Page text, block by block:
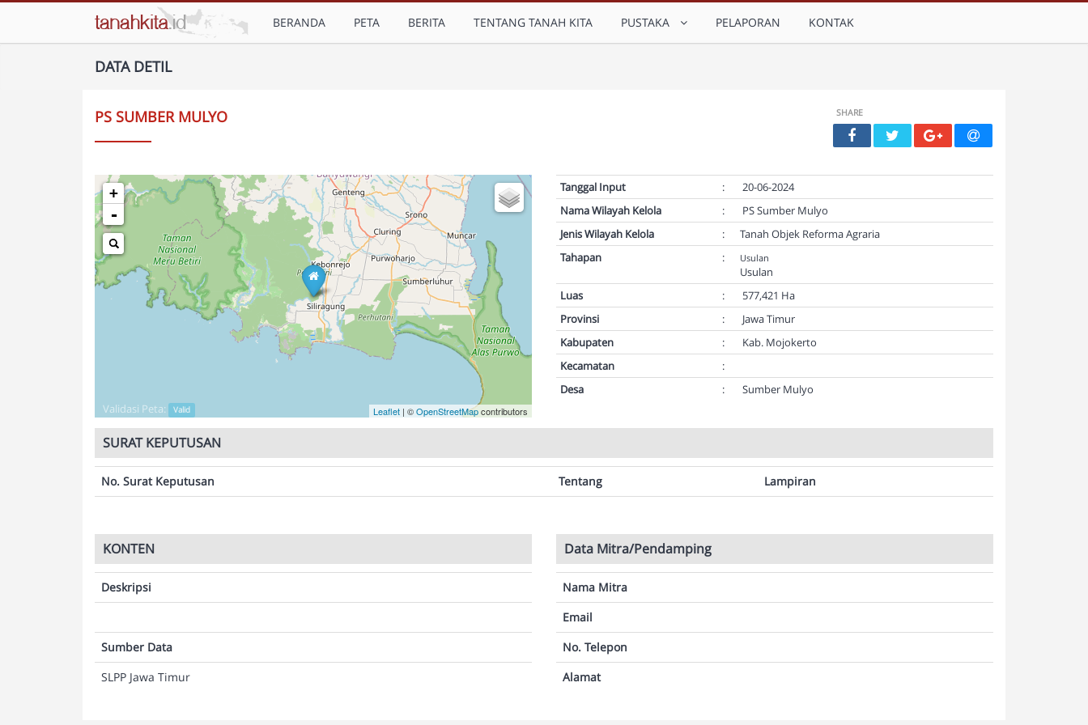
BERANDA PETA BERITA TENTANG TANAH KITA PUSTAKA PELAPORAN KONTAK
DATA DETIL
PS SUMBER MULYO SHARE
+
-
Leaflet | ©OpenStreetMapcontributors
Validasi Peta: Valid
Tanggal Input :
20-06-2024
Nama Wilayah Kelola
:
PS Sumber Mulyo
Jenis Wilayah Kelola
:
Tanah Objek Reforma Agraria
Tahapan
: Usulan
Usulan
Luas
:
577,421 Ha
Provinsi
:
Jawa Timur
Kabupaten
:
Kab. Mojokerto
Kecamatan
:
Desa
: Sumber Mulyo
SURAT KEPUTUSAN
No. Surat Keputusan Tentang Lampiran
KONTEN
Deskripsi
Sumber Data
SLPP Jawa Timur
Data Mitra/Pendamping
Nama Mitra
Email
No. Telepon
Alamat